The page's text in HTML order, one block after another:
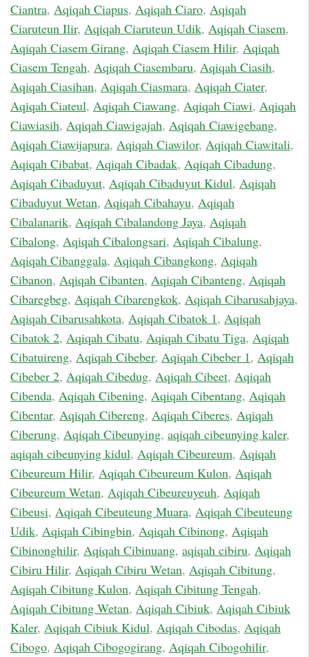
Ciantra, Aqiqah Ciapus, Aqiqah Ciaro, Aqiqah
Ciaruteun Ilir, Aqiqah Ciaruteun Udik, Aqiqah Ciasem,
Aqiqah Ciasem Girang, Aqiqah Ciasem Hilir, Aqiqah
Ciasem Tengah, Aqiqah Ciasembaru, Aqiqah Ciasih,
Aqiqah Ciasihan, Aqiqah Ciasmara, Aqiqah Ciater,
Aqiqah Ciateul, Aqiqah Ciawang, Aqiqah Ciawi, Aqiqah
Ciawiasih, Aqiqah Ciawigajah, Aqiqah Ciawigebang,
Aqiqah Ciawijapura, Aqiqah Ciawilor, Aqiqah Ciawitali,
Aqiqah Cibabat, Aqiqah Cibadak, Aqiqah Cibadung,
Aqiqah Cibaduyut, Aqiqah Cibaduyut Kidul, Aqiqah
Cibaduyut Wetan, Aqiqah Cibahayu, Aqiqah
Cibalanarik, Aqiqah Cibalandong Jaya, Aqiqah
Cibalong, Aqiqah Cibalongsari, Aqiqah Cibalung,
Aqiqah Cibanggala, Aqiqah Cibangkong, Aqiqah
Cibanon, Aqiqah Cibanten, Aqiqah Cibanteng, Aqiqah
Cibaregbeg, Aqiqah Cibarengkok, Aqiqah Cibarusahjaya,
Aqiqah Cibarusahkota, Aqiqah Cibatok 1, Aqiqah
Cibatok 2, Aqiqah Cibatu, Aqiqah Cibatu Tiga, Aqiqah
Cibatuireng, Aqiqah Cibeber, Aqiqah Cibeber 1, Aqiqah
Cibeber 2, Aqiqah Cibedug, Aqiqah Cibeet, Aqiqah
Cibenda, Aqiqah Cibening, Aqiqah Cibentang, Aqiqah
Cibentar, Aqiqah Cibereng, Aqiqah Ciberes, Aqiqah
Ciberung, Aqiqah Cibeunying, aqiqah cibeunying kaler,
aqiqah cibeunying kidul, Aqiqah Cibeureum, Aqiqah
Cibeureum Hilir, Aqiqah Cibeureum Kulon, Aqiqah
Cibeureum Wetan, Aqiqah Cibeureuyeuh, Aqiqah
Cibeusi, Aqiqah Cibeuteung Muara, Aqiqah Cibeuteung
Udik, Aqiqah Cibingbin, Aqiqah Cibinong, Aqiqah
Cibinonghilir, Aqiqah Cibinuang, aqiqah cibiru, Aqiqah
Cibiru Hilir, Aqiqah Cibiru Wetan, Aqiqah Cibitung,
Aqiqah Cibitung Kulon, Aqiqah Cibitung Tengah,
Aqiqah Cibitung Wetan, Aqiqah Cibiuk, Aqiqah Cibiuk
Kaler, Aqiqah Cibiuk Kidul, Aqiqah Cibodas, Aqiqah
Cibogo, Aqiqah Cibogogirang, Aqiqah Cibogohilir,